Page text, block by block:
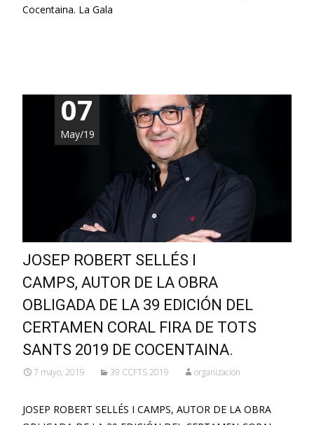
Cocentaina. La Gala
07
May/19
JOSEP ROBERT SELLÉS I
CAMPS, AUTOR DE LA OBRA
OBLIGADA DE LA 39 EDICIÓN DEL
CERTAMEN CORAL FIRA DE TOTS
SANTS 2019 DE COCENTAINA.
7 mayo, 2019 39 CCFTS 2019 organizacion
JOSEP ROBERT SELLÉS I CAMPS, AUTOR DE LA OBRA